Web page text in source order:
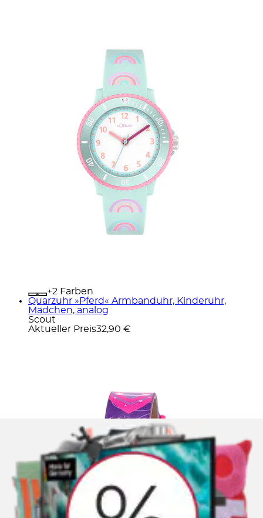
+
Farben
Quarzuhr »Pferd« Armbanduhr, Kinderuhr,
Mädchen, analog
Scout
Aktueller Preis32,90 €